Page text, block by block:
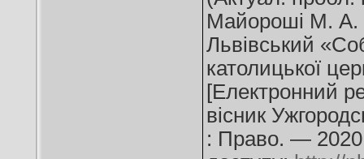
Майороші М. А.
Львівський
католицької
[Електронний
вісник
: Право. —